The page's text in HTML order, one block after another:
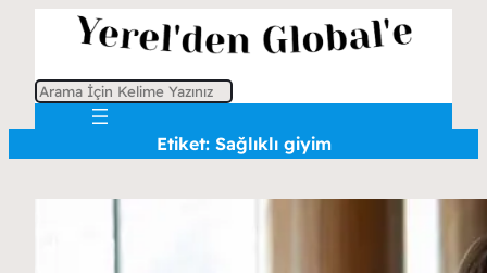
A
Etiket: Sağlıklı giyim